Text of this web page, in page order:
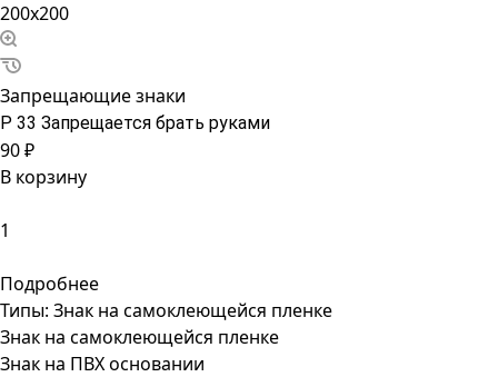
200x200
Запрещающие знаки
P 33 Запрещается брать руками
90 ₽
В корзину
Подробнее
Типы: Знак на самоклеющейся пленке
Знак на самоклеющейся пленке
Знак на ПВХ основании